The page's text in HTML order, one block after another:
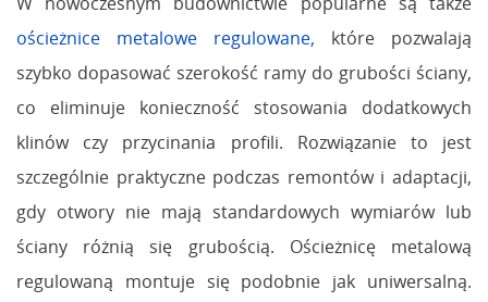
ościeżnice metalowe regulowane, które pozwalają
szybko dopasować szerokość ramy do grubości ściany,
co eliminuje konieczność stosowania dodatkowych
klinów czy przycinania profili. Rozwiązanie to jest
szczególnie praktyczne podczas remontów i adaptacji,
gdy otwory nie mają standardowych wymiarów lub
ściany różnią się grubością. Ościeżnicę metalową
regulowaną montuje się podobnie jak uniwersalną.